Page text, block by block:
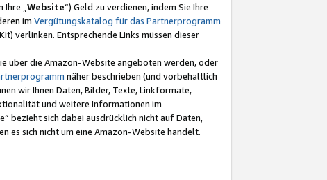
„ Website“) Geld zu verdienen, indem Sie Ihre
im Vergütungskatalog für das Partnerprogramm
verlinken. Entsprechende Links müssen dieser
über die Amazon-Website angeboten werden, oder
näher beschrieben (und vorbehaltlich
wir Ihnen Daten, Bilder, Texte, Linkformate,
und weitere Informationen im
bezieht sich dabei ausdrücklich nicht auf Daten,
es sich nicht um eine Amazon-Website handelt.